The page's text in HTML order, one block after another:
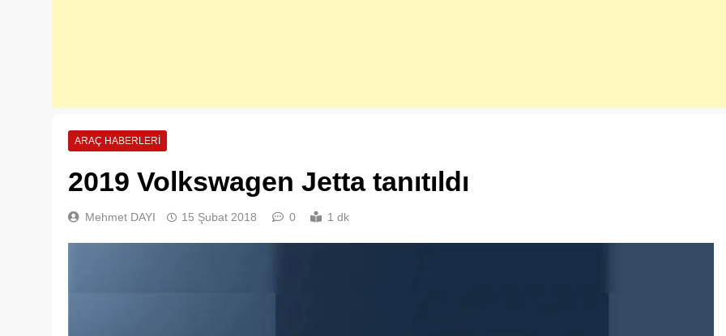
ARAÇ HABERLERI
2019 Volkswagen Jetta tanıtıldı
Mehmet DAYI 15 Şubat 2018 0 1 dk